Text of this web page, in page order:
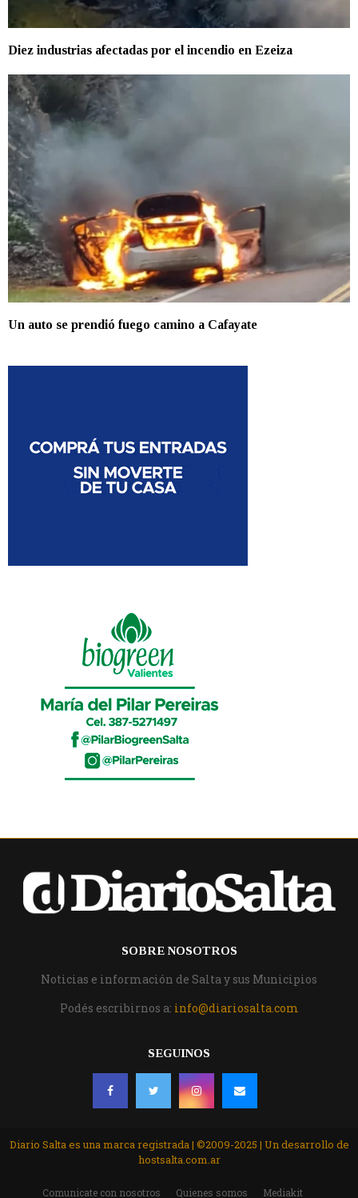
Diez industrias afectadas por el incendio en Ezeiza
Un auto se prendió fuego camino a Cafayate
SOBRE NOSOTROS
Noticias e información de Salta y sus Municipios
Podés escribirnos a: info@diariosalta.com
SEGUINOS
Diario Salta es una marca registrada | ©2009-2025 | Un desarrollo de
hostsalta.com.ar
Comunicate con nosotros Quienes somos Mediakit